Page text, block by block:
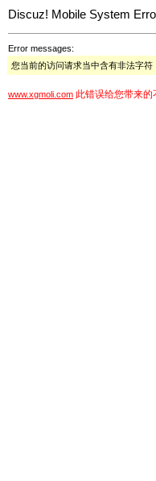
Discuz! Mobile System
Error messages:
您当前的访问请求当中含有非法字符
www.xgmoli.com 此错误给您带来